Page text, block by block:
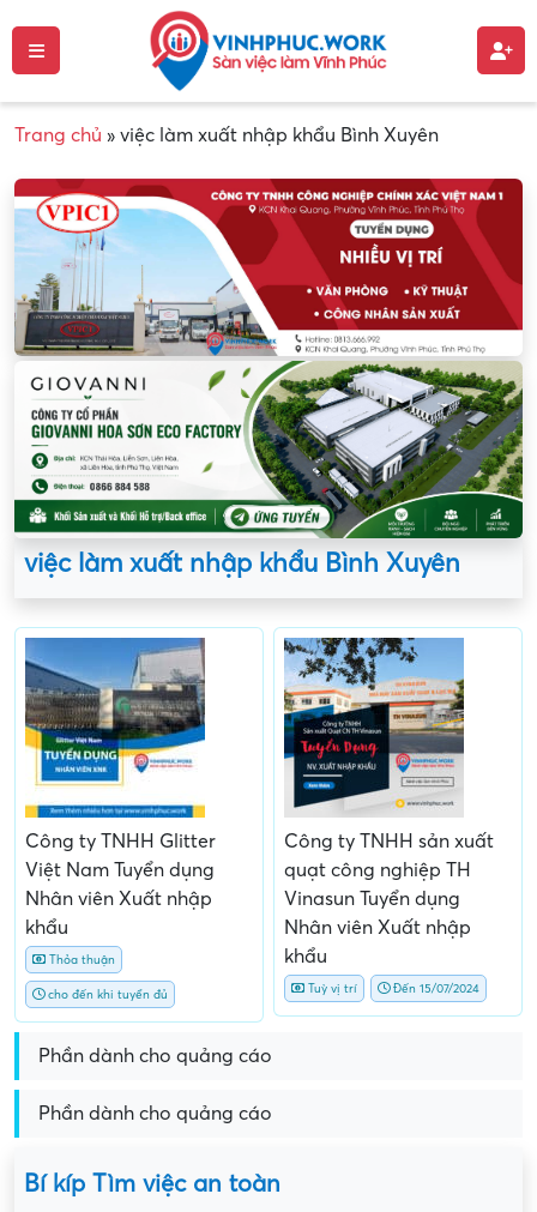
Trang chủ » việc làm xuất nhập khẩu Bình Xuyên
việc làm xuất nhập khẩu Bình Xuyên
Công ty TNHH Glitter
Việt Nam Tuyển dụng
Nhân viên Xuất nhập
khẩu
Thỏa thuận
cho đến khi tuyển đủ
Công ty TNHH sản xuất
quạt công nghiệp TH
Vinasun Tuyển dụng
Nhân viên Xuất nhập
khẩu
Tuỳ vị trí Đến 15/07/2024
Phần dành cho quảng cáo
Phần dành cho quảng cáo
Bí kíp Tìm việc an toàn